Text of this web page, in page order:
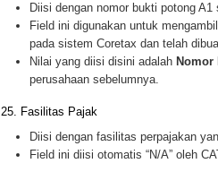
Diisi dengan nomor bukti potong A1
Field ini digunakan untuk
pada sistem Coretax dan telah
Nilai yang diisi disini adalah Nomor
perusahaan sebelumnya.
25. Fasilitas Pajak
Diisi dengan fasilitas perpajakan
Field ini diisi otomatis “N/A” oleh